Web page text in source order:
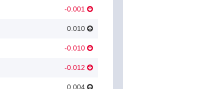
-0.001
0.010
-0.010
-0.012
0.004